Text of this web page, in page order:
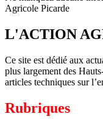
Agricole Picarde
L'ACTION
Ce site est dédié aux
plus largement des
articles techniques sur
Rubriques